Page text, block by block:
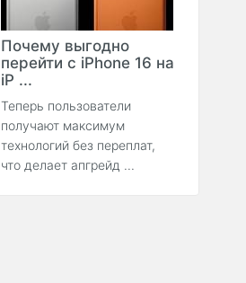
Почему выгодно
перейти с iPhone 16 на
iP ...
Теперь пользователи
получают максимум
технологий без переплат,
что делает апгрейд ...